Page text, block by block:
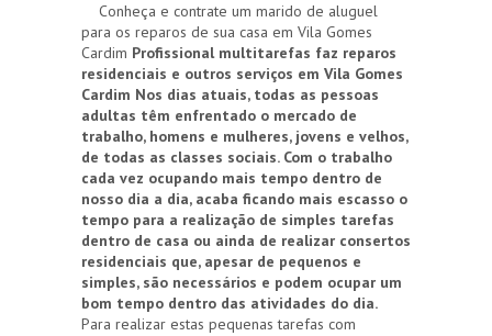
Conheça e contrate um marido de aluguel
para os reparos de sua casa em Vila Gomes
Cardim Profissional multitarefas faz reparos
residenciais e outros serviços em Vila Gomes
Cardim Nos dias atuais, todas as pessoas
adultas têm enfrentado o mercado de
trabalho, homens e mulheres, jovens e velhos,
de todas as classes sociais. Com o trabalho
cada vez ocupando mais tempo dentro de
nosso dia a dia, acaba ficando mais escasso o
tempo para a realização de simples tarefas
dentro de casa ou ainda de realizar consertos
residenciais que, apesar de pequenos e
simples, são necessários e podem ocupar um
bom tempo dentro das atividades do dia.
Para realizar estas pequenas tarefas com